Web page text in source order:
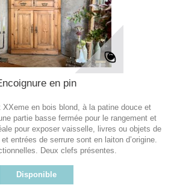
en pin
XXeme en bois blond, à la patine douce et
partie basse fermée pour le rangement et
pour exposer vaisselle, livres ou objets de
entrées de serrure sont en laiton d’origine.
Deux clefs présentes.
Disponible